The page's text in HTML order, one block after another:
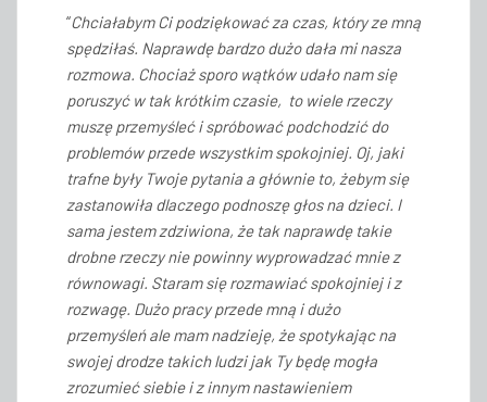
“Chciałabym Ci podziękować za czas, który ze mną
spędziłaś. Naprawdę bardzo dużo dała mi nasza
rozmowa. Chociaż sporo wątków udało nam się
poruszyć w tak krótkim czasie, to wiele rzeczy
muszę przemyśleć i spróbować podchodzić do
problemów przede wszystkim spokojniej. Oj, jaki
trafne były Twoje pytania a głównie to, żebym się
zastanowiła dlaczego podnoszę głos na dzieci. I
sama jestem zdziwiona, że tak naprawdę takie
drobne rzeczy nie powinny wyprowadzać mnie z
równowagi. Staram się rozmawiać spokojniej i z
rozwagę. Dużo pracy przede mną i dużo
przemyśleń ale mam nadzieję, że spotykając na
swojej drodze takich ludzi jak Ty będę mogła
zrozumieć siebie i z innym nastawieniem